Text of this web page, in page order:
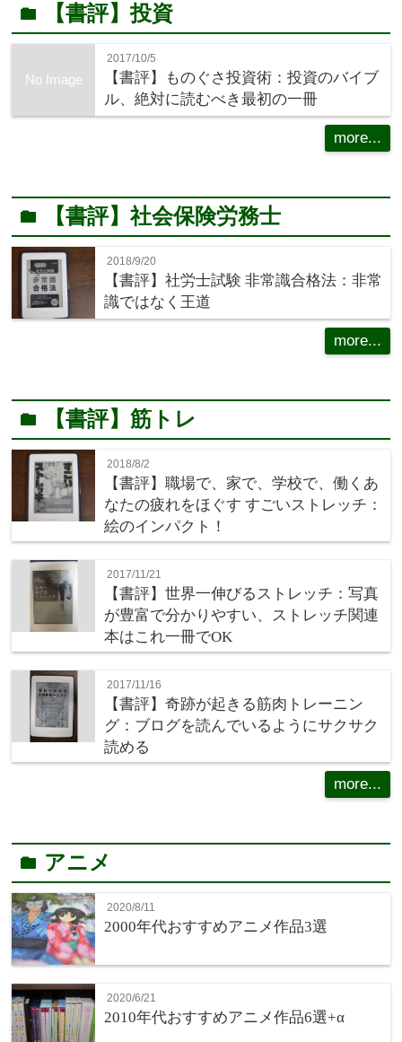
folder 【書評】投資
No Image
2017/10/5
【書評】ものぐさ投資術：投資のバイブ
ル、絶対に読むべき最初の一冊
more...
folder 【書評】社会保険労務士
2018/9/20
【書評】社労士試験 非常識合格法：非常
識ではなく王道
more...
folder 【書評】筋トレ
2018/8/2
【書評】職場で、家で、学校で、働くあ
なたの疲れをほぐす すごいストレッチ：
絵のインパクト！
2017/11/21
【書評】世界一伸びるストレッチ：写真
が豊富で分かりやすい、ストレッチ関連
本はこれ一冊でOK
2017/11/16
【書評】奇跡が起きる筋肉トレーニン
グ：ブログを読んでいるようにサクサク
読める
more...
folder アニメ
2020/8/11
2000年代おすすめアニメ作品3選
2020/6/21
2010年代おすすめアニメ作品6選+α